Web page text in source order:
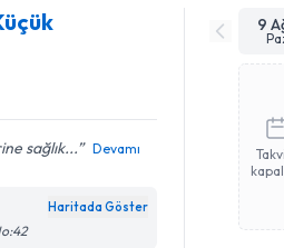
sağlık... Devamı
Haritada Göster
9